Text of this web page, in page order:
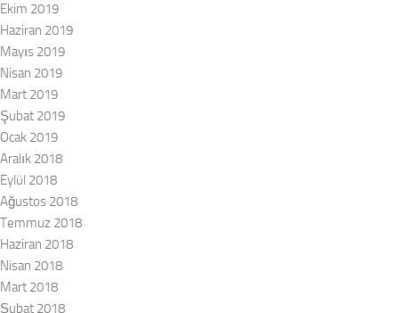
Ekim 2019
Haziran 2019
Mayıs 2019
Nisan 2019
Mart 2019
Şubat 2019
Ocak 2019
Aralık 2018
Eylül 2018
Ağustos 2018
Temmuz 2018
Haziran 2018
Nisan 2018
Mart 2018
Şubat 2018